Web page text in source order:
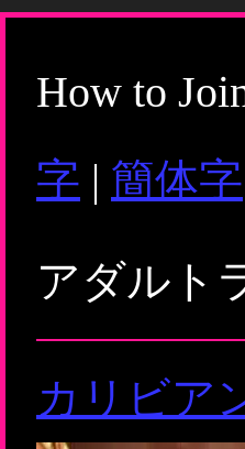
How to
字 | 簡体字
アダルト
カリビア